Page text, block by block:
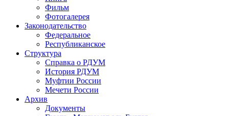
Фильм
Фотогалерея
Законодательство
Федеральное
Республиканское
Структура
Справка о РДУМ
История РДУМ
Муфтии России
Мечети России
Архив
Документы